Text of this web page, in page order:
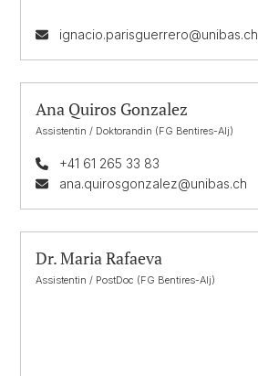
ignacio.parisguerrero@unibas.ch
Ana Quiros Gonzalez
Assistentin / Doktorandin (FG Bentires-Alj)
+41 61 265 33 83
ana.quirosgonzalez@unibas.ch
Dr. Maria Rafaeva
Assistentin / PostDoc (FG Bentires-Alj)